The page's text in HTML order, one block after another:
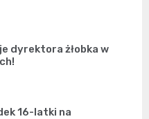
dyrektora żłobka w
16-latki na